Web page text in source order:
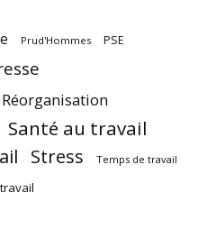
Prud'Hommes PSE
Réorganisation
Santé au travail
Stress Temps de travail